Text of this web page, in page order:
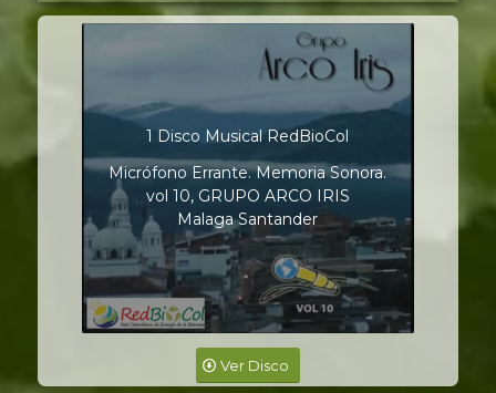
1 Disco Musical RedBioCol
Micrófono Errante. Memoria Sonora.
vol 10, GRUPO ARCO IRIS
Malaga Santander
Ver Disco